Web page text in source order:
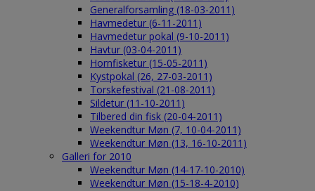
Generalforsamling (18-03-2011)
Havmedetur (6-11-2011)
Havmedetur pokal (9-10-2011)
Havtur (03-04-2011)
Hornfisketur (15-05-2011)
Kystpokal (26, 27-03-2011)
Torskefestival (21-08-2011)
Sildetur (11-10-2011)
Tilbered din fisk (20-04-2011)
Weekendtur Møn (7, 10-04-2011)
Weekendtur Møn (13, 16-10-2011)
Galleri for 2010
Weekendtur Møn (14-17-10-2010)
Weekendtur Møn (15-18-4-2010)